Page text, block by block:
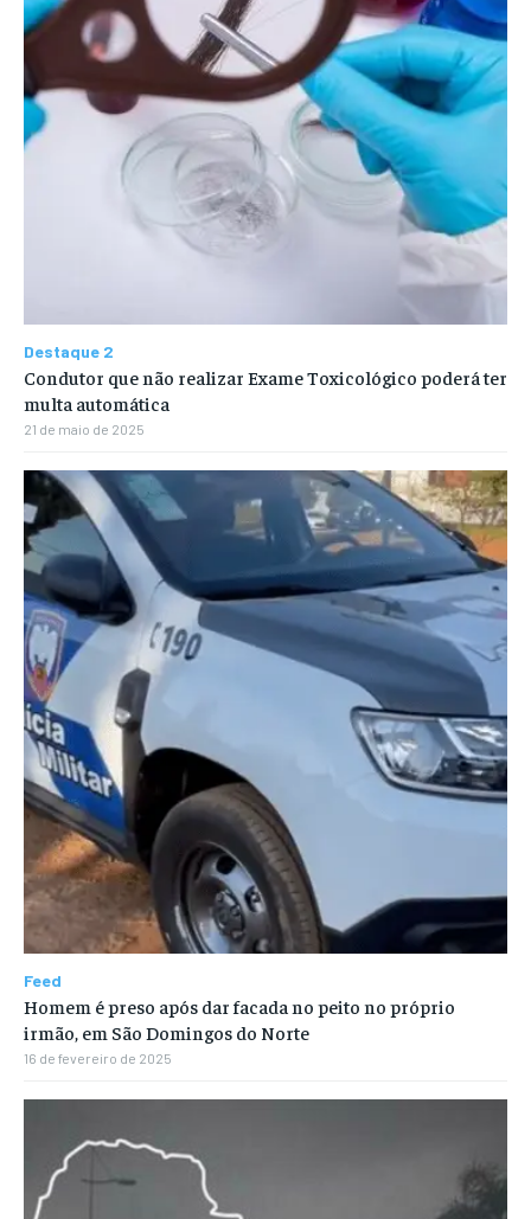
Destaque 2
Condutor que não realizar Exame Toxicológico poderá ter
multa automática
21 de maio de 2025
Feed
Homem é preso após dar facada no peito no próprio
irmão, em São Domingos do Norte
16 de fevereiro de 2025